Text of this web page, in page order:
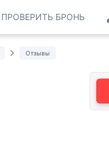
ПРОВЕРИТЬ БРОНЬ
Отзывы